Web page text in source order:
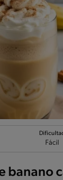
Fácil
banano